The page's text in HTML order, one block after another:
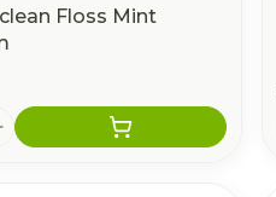
Floss Mint